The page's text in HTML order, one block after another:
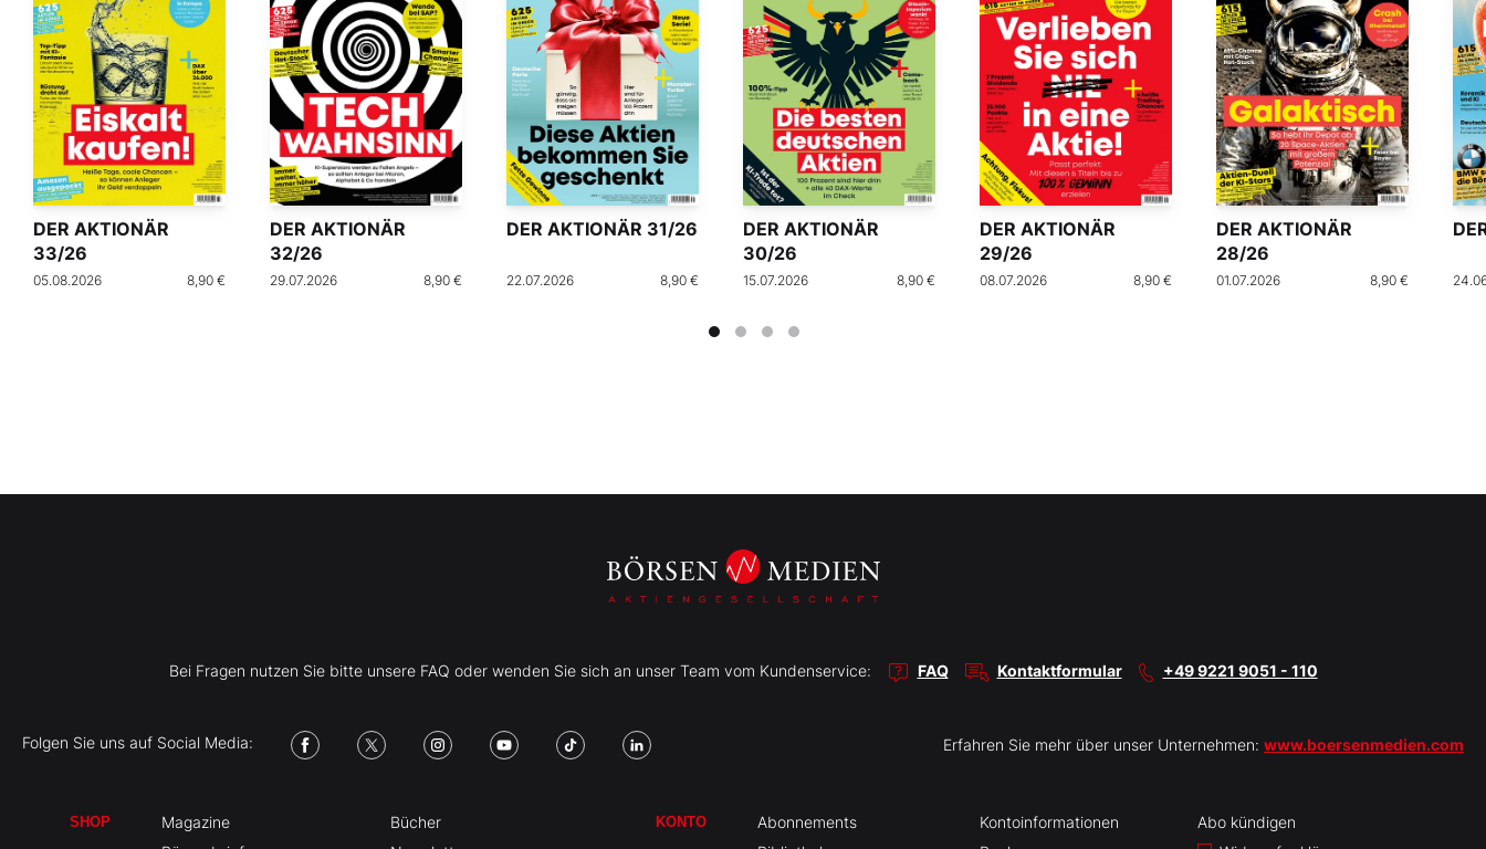
DER AKTIONÄR
33/26
05.08.2026 8,90 €
DER AKTIONÄR
32/26
29.07.2026 8,90 €
DER AKTIONÄR 31/26
22.07.2026 8,90 €
DER AKTIONÄR
30/26
15.07.2026 8,90 €
DER AKTIONÄR
29/26
08.07.2026 8,90 €
DER AKTIONÄR
28/26
01.07.2026 8,90 €
Bei Fragen nutzen Sie bitte unsere FAQ oder wenden Sie sich an unser Team vom Kundenservice: FAQ Kontaktformular +49 9221 9051 - 110
Folgen Sie uns auf Social Media: Erfahren Sie mehr über unser Unternehmen: www.boersenmedien.com
SHOP
Magazine
Bücher
KONTO
Abonnements
Kontoinformationen
Abo kündigen